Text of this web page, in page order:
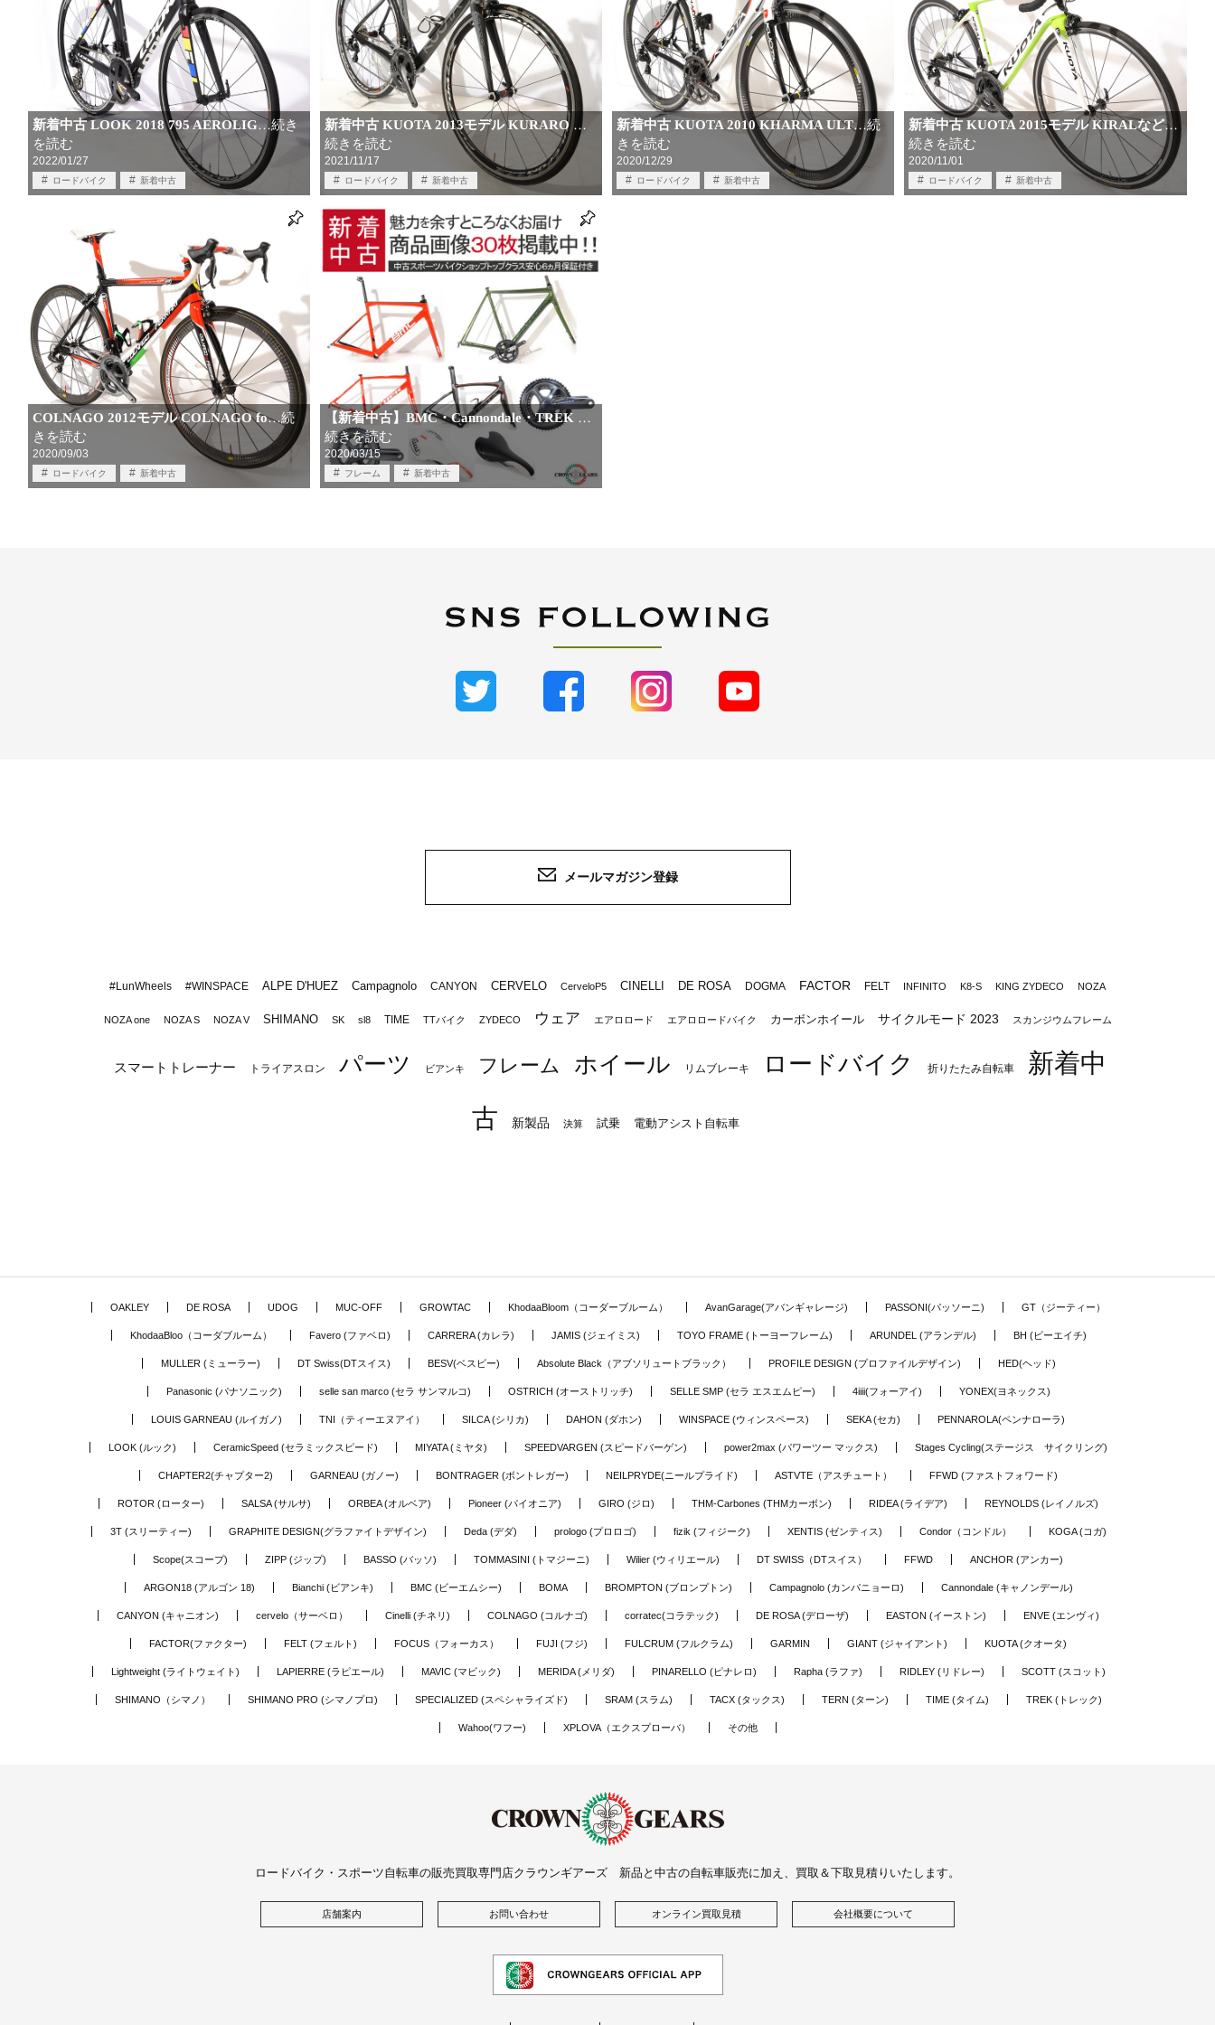
新着中古 LOOK 2018 795 AEROLIG…続き
を読む
2022/01/27
ロードバイク 新着中古
新着中古 KUOTA 2013モデル KURARO…
続きを読む
2021/11/17
ロードバイク 新着中古
新着中古 KUOTA 2010 KHARMA ULT…続
きを読む
2020/12/29
ロードバイク 新着中古
新着中古 KUOTA 2015モデル KIRALなど…
続きを読む
2020/11/01
ロードバイク 新着中古
COLNAGO 2012モデル COLNAGO fo…続
きを読む
2020/09/03
ロードバイク 新着中古
【新着中古】BMC・Cannondale・TREK …
続きを読む
2020/03/15
フレーム 新着中古
メールマガジン登録
#LunWheels #WINSPACE ALPE D'HUEZ Campagnolo CANYON CERVELO CerveloP5 CINELLI DE ROSA DOGMA FACTOR FELT INFINITO K8-S KING ZYDECO NOZA
NOZA one NOZA S NOZA V SHIMANO SK sl8 TIME TTバイク ZYDECO ウェア エアロロード エアロロードバイク カーボンホイール サイクルモード 2023 スカンジウムフレーム
スマートトレーナー トライアスロン パーツ ビアンキ フレーム ホイール リムブレーキ ロードバイク 折りたたみ自転車
新着中
古
新製品 決算 試乗 電動アシスト自転車
OAKLEY DE ROSA UDOG MUC-OFF GROWTAC KhodaaBloom（コーダーブルーム） AvanGarage(アバンギャレージ) PASSONI(パッソーニ) GT（ジーティー）
KhodaaBloo（コーダブルーム） Favero (ファベロ) CARRERA (カレラ) JAMIS (ジェイミス) TOYO FRAME (トーヨーフレーム) ARUNDEL (アランデル) BH (ビーエイチ)
MULLER (ミューラー) DT Swiss(DTスイス) BESV(ベスビー) Absolute Black（アブソリュートブラック） PROFILE DESIGN (プロファイルデザイン) HED(ヘッド)
Panasonic (パナソニック) selle san marco (セラ サンマルコ) OSTRICH (オーストリッチ) SELLE SMP (セラ エスエムピー) 4iiii(フォーアイ) YONEX(ヨネックス)
LOUIS GARNEAU (ルイガノ) TNI（ティーエヌアイ） SILCA (シリカ) DAHON (ダホン) WINSPACE (ウィンスペース) SEKA (セカ) PENNAROLA(ペンナローラ)
LOOK (ルック) CeramicSpeed (セラミックスピード) MIYATA (ミヤタ) SPEEDVARGEN (スピードバーゲン) power2max (パワーツー マックス) Stages Cycling(ステージス サイクリング)
CHAPTER2(チャプター2) GARNEAU (ガノー) BONTRAGER (ボントレガー) NEILPRYDE(ニールプライド) ASTVTE（アスチュート） FFWD (ファストフォワード)
ROTOR (ローター) SALSA (サルサ) ORBEA (オルベア) Pioneer (パイオニア) GIRO (ジロ) THM-Carbones (THMカーボン) RIDEA (ライデア) REYNOLDS (レイノルズ)
3T (スリーティー) GRAPHITE DESIGN(グラファイトデザイン) Deda (デダ) prologo (プロロゴ) fizik (フィジーク) XENTIS (ゼンティス) Condor（コンドル） KOGA (コガ)
Scope(スコープ) ZIPP (ジップ) BASSO (バッソ) TOMMASINI (トマジーニ) Wilier (ウィリエール) DT SWISS（DTスイス） FFWD ANCHOR (アンカー)
ARGON18 (アルゴン 18) Bianchi (ビアンキ) BMC (ビーエムシー) BOMA BROMPTON (ブロンプトン) Campagnolo (カンパニョーロ) Cannondale (キャノンデール)
CANYON (キャニオン) cervelo（サーベロ） Cinelli (チネリ) COLNAGO (コルナゴ) corratec(コラテック) DE ROSA (デローザ) EASTON (イーストン) ENVE (エンヴィ)
FACTOR(ファクター) FELT (フェルト) FOCUS（フォーカス） FUJI (フジ) FULCRUM (フルクラム) GARMIN GIANT (ジャイアント) KUOTA (クオータ)
Lightweight (ライトウェイト) LAPIERRE (ラピエール) MAVIC (マビック) MERIDA (メリダ) PINARELLO (ピナレロ) Rapha (ラファ) RIDLEY (リドレー) SCOTT (スコット)
SHIMANO（シマノ） SHIMANO PRO (シマノプロ) SPECIALIZED (スペシャライズド) SRAM (スラム) TACX (タックス) TERN (ターン) TIME (タイム) TREK (トレック)
Wahoo(ワフー) XPLOVA（エクスプローバ） その他
ロードバイク・スポーツ自転車の販売買取専門店クラウンギアーズ 新品と中古の自転車販売に加え、買取＆下取見積りいたします。
店舗案内 お問い合わせ オンライン買取見積 会社概要について